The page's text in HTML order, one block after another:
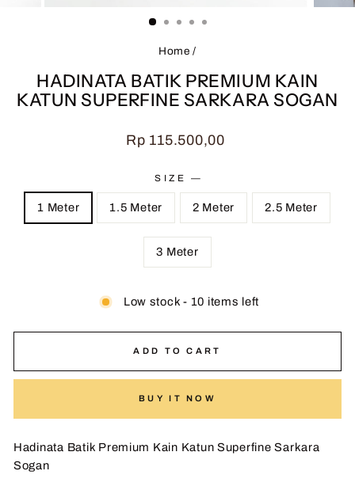
(ESC)
Home /
HADINATA BATIK PREMIUM KAIN
KATUN SUPERFINE SARKARA SOGAN
Regular
Rp 115.500,00
SIZE —
1 Meter 1.5 Meter 2 Meter 2.5 Meter
3 Meter
Low stock - 10 items left
ADD TO CART
BUY IT NOW
Hadinata Batik Premium Kain Katun Superfine Sarkara
Sogan